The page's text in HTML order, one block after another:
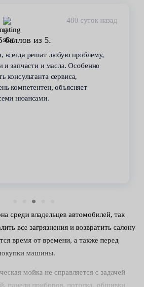
480 суток назад
баллов из 5.
всегда решат любую проблему,
и запчасти и масла. Особенно
консультанта сервиса,
компетентен, объясняет
нюансами.
среди владельцев автомобилей, так
все загрязнения и возвратить салону
время от времени, а также перед
машины.
мойка не справляется с задачей
панели приборов, потолка, обшивки